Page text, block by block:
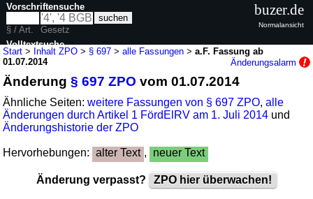
Start > Inhalt ZPO > § 697 >alle Fassungen >a.F. Fassung ab
01.07.2014
Änderungsalarm
Änderung§ 697 ZPO vom 01.07.2014
Ähnliche Seiten:weitere Fassungen von § 697 ZPO,alle
Änderungen durch Artikel 1 FördElRV am 1. Juli 2014 und
Änderungshistorie der ZPO
Hervorhebungen: alter Text , neuer Text
Änderung verpasst? ZPO hier überwachen!
Vorschriftensuche
§ / Art.
Gesetz
Volltextsuche
buzer.de
Normalansicht